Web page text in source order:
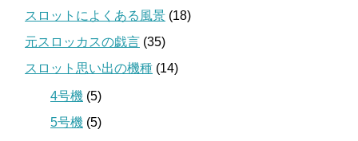
スロットによくある風景 (18)
元スロッカスの戯言 (35)
スロット思い出の機種 (14)
4号機 (5)
5号機 (5)